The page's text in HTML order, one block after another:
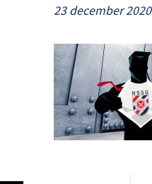
23 december 2020